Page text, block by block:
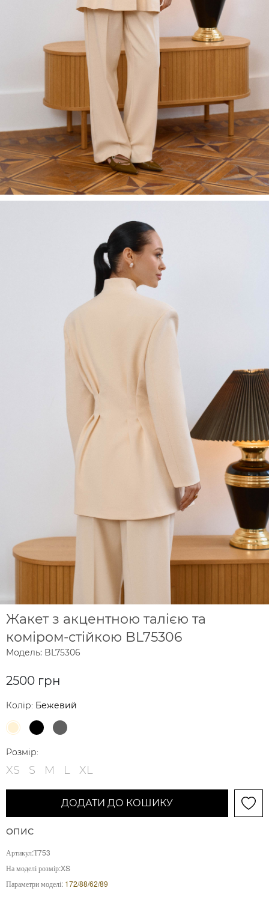
Жакет з акцентною талією та
коміром-стійкою BL75306
Модель: BL75306
2500 грн
Колір: Бежевий
Розмір:
XS S M L XL
ДОДАТИ ДО КОШИКУ
ОПИС
Артикул:Т753
На моделі розмір:XS
Параметри моделі: 172/88/62/89